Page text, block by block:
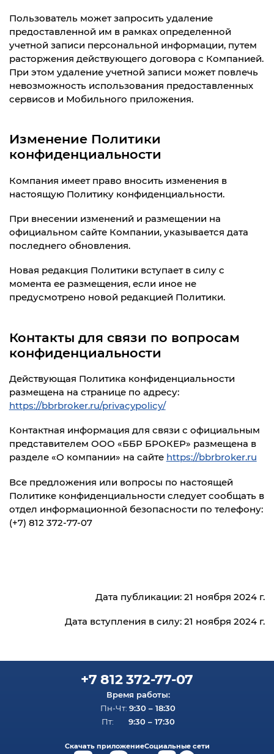
Пользователь может запросить удаление
предоставленной им в рамках определенной
учетной записи персональной информации, путем
расторжения действующего договора с Компанией.
При этом удаление учетной записи может повлечь
невозможность использования предоставленных
сервисов и Мобильного приложения.
Изменение Политики
конфиденциальности
Компания имеет право вносить изменения в
настоящую Политику конфиденциальности.
При внесении изменений и размещении на
официальном сайте Компании, указывается дата
последнего обновления.
Новая редакция Политики вступает в силу с
момента ее размещения, если иное не
предусмотрено новой редакцией Политики.
Контакты для связи по вопросам
конфиденциальности
Действующая Политика конфиденциальности
размещена на странице по адресу:
https://bbrbroker.ru/privacypolicy/
Контактная информация для связи с официальным
представителем ООО «ББР БРОКЕР» размещена в
разделе «О компании» на сайте https://bbrbroker.ru
Все предложения или вопросы по настоящей
Политике конфиденциальности следует сообщать в
отдел информационной безопасности по телефону:
(+7) 812 372-77-07
Дата публикации: 21 ноября 2024 г.
Дата вступления в силу: 21 ноября 2024 г.
+7 812 372-77-07
Время работы:
Пн-Чт: 9:30 – 18:30
Пт: 9:30 – 17:30
Скачать приложениеСоциальные сети